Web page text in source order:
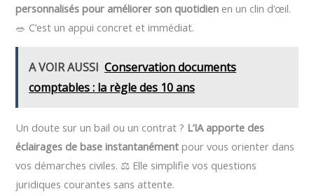
personnalisés pour améliorer son quotidien en un clin d’œil.
🥗 C’est un appui concret et immédiat.
A VOIR AUSSI Conservation documents
comptables : la règle des 10 ans
Un doute sur un bail ou un contrat ? L’IA apporte des
éclairages de base instantanément pour vous orienter dans
vos démarches civiles. ⚖️ Elle simplifie vos questions
juridiques courantes sans attente.